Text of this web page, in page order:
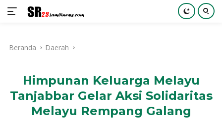
kontenBeranda Daerah
Himpunan Keluarga Melayu
Tanjabbar Gelar Aksi Solidaritas
Melayu Rempang Galang